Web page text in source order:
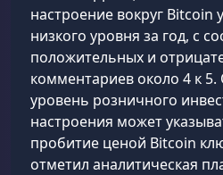
настроение вокруг Bitcoin
низкого уровня за год, с
положительных и
комментариев около 4 к
уровень розничного
настроения может
пробитие ценой Bitcoin
отметил аналитическая